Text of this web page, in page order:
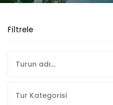
Filtrele
Tur Kategorisi